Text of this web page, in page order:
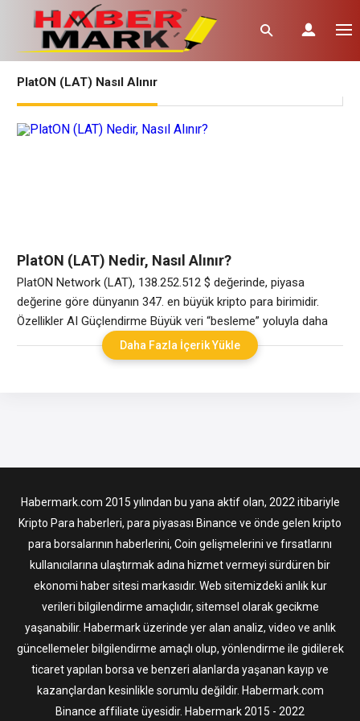
PlatON (LAT) Nasıl Alınır
PlatON (LAT) Nedir, Nasıl Alınır?
PlatON Network (LAT), 138.252.512 $ değerinde, piyasa
değerine göre dünyanın 347. en büyük kripto para birimidir.
Özellikler AI Güçlendirme Büyük veri “besleme” yoluyla daha
akıllı ve daha güçlü bir AI modelinin oluşturulması gerekiyor.
PlatON, AI modelinin veri gizliliğini ihlal etmeden uyumlu bir veri
Daha Fazla İçerik Yükle
Habermark.com 2015 yılından bu yana aktif olan, 2022 itibariyle
Kripto Para haberleri, para piyasası Binance ve önde gelen kripto
para borsalarının haberlerini, Coin gelişmelerini ve fırsatlarını
kullanıcılarına ulaştırmak adına hizmet vermeyi sürdüren bir
ekonomi haber sitesi markasıdır. Web sitemizdeki anlık kur
verileri bilgilendirme amaçlıdır, sitemsel olarak gecikme
yaşanabilir. Habermark üzerinde yer alan analiz, video ve anlık
güncellemeler bilgilendirme amaçlı olup, yönlendirme ile gidilerek
ticaret yapılan borsa ve benzeri alanlarda yaşanan kayıp ve
kazançlardan kesinlikle sorumlu değildir. Habermark.com
Binance affiliate üyesidir. Habermark 2015 - 2022